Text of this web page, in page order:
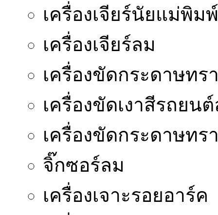
เครื่องเจียร์นัยแม่พิมพ์
เครื่องเจียร์ลม
เครื่องขัดกระดาษทร
เครื่องขัดเงาสีรถยน
เครื่องขัดกระดาษท
จิ๊กซอร์ลม
เครื่องเจาะรอยอาร์ค